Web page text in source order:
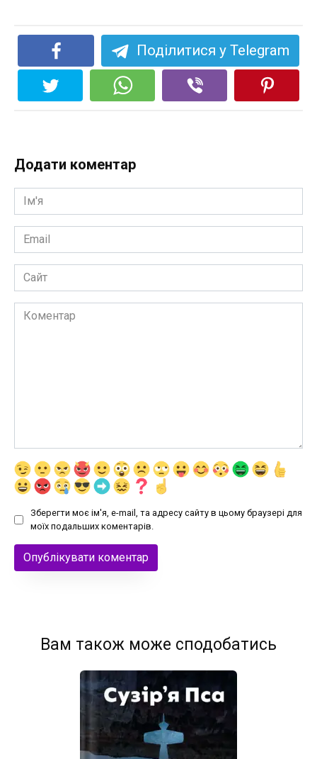
Поділитися у Telegram
Додати коментар
Ім'я
*
Email
*
Сайт
Коментар
Зберегти моє ім'я, e-mail, та адресу сайту в цьому браузері для
моїх подальших коментарів.
Вам також може сподобатись